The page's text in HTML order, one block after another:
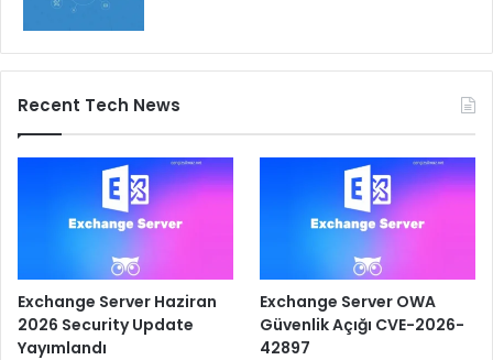
Recent Tech News
Exchange Server Haziran
2026 Security Update
Yayımlandı
Exchange Server OWA
Güvenlik Açığı CVE-2026-
42897